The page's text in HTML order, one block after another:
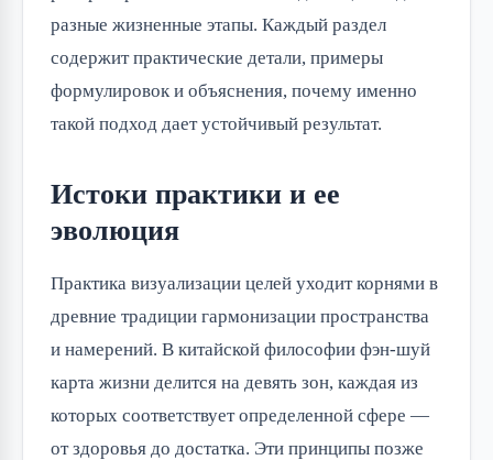
разные жизненные этапы. Каждый раздел
содержит практические детали, примеры
формулировок и объяснения, почему именно
такой подход дает устойчивый результат.
Истоки практики и ее
эволюция
Практика визуализации целей уходит корнями в
древние традиции гармонизации пространства
и намерений. В китайской философии фэн-шуй
карта жизни делится на девять зон, каждая из
которых соответствует определенной сфере —
от здоровья до достатка. Эти принципы позже